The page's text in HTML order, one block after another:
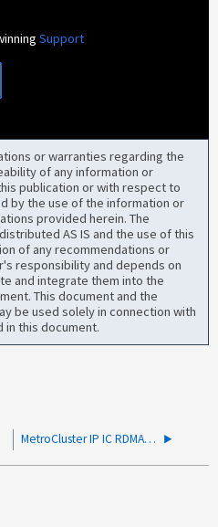
Support
or warranties regarding the
of any information or
publication or with respect to
by the use of the information or
provided herein. The
AS IS and the use of this
of any recommendations or
responsibility and depends on
and integrate them into the
This document and the
be used solely in connection with
this document.
MetroCluster IP IC RDMA连接已关闭